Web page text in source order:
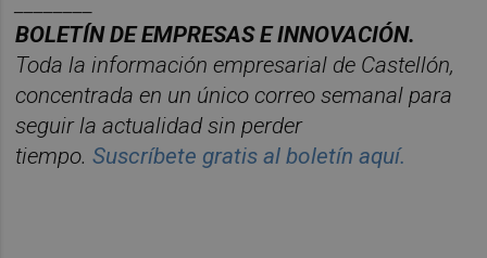
BOLETÍN DE EMPRESAS E INNOVACIÓN.
Toda la información empresarial de Castellón,
concentrada en un único correo semanal para
seguir la actualidad sin perder
tiempo.Suscríbete gratis alboletín aquí.